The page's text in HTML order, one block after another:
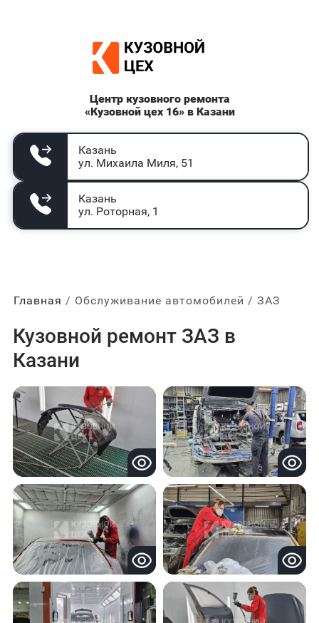
Центр кузовного ремонта
«Кузовной цех 16» в Казани
Казань
ул. Михаила Миля, 51
Казань
ул. Роторная, 1
Главная Обслуживание автомобилей ЗАЗ
Кузовной ремонт ЗАЗ в
Казани